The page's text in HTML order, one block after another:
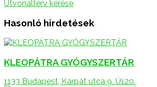
Útvonalterv kérése
Hasonló hirdetések
KLEOPÁTRA GYÓGYSZERTÁR
1133 Budapest, Kárpát utca 9. Ü120.